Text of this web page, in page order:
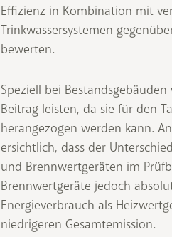
Effizienz in Kombination mit
Trinkwassersystemen
bewerten.
Speziell bei
Beitrag leisten, da sie für den
herangezogen werden kann.
ersichtlich, dass der
und Brennwertgeräten im
Brennwertgeräte jedoch
Energieverbrauch als
niedrigeren Gesamtemission.